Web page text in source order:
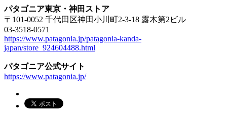
パタゴニア東京・神田ストア
〒101-0052 千代田区神田小川町2-3-18 露木第2ビル
03-3518-0571
https://www.patagonia.jp/patagonia-kanda-
japan/store_924604488.html
パタゴニア公式サイト
https://www.patagonia.jp/